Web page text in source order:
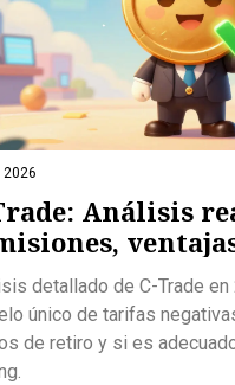
2026
Análisis
detallado de C-Trade
único de tarifas
de retiro y si es